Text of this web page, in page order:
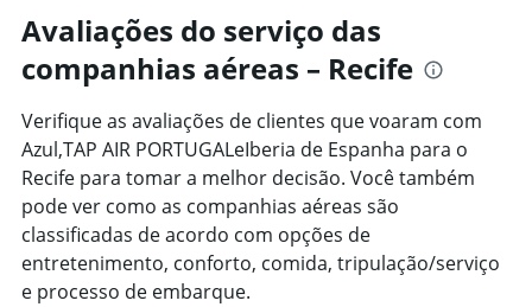
Range:
91
categories.
chart
has
1
Y
axis
displaying
values.
Range:
0
Avaliações do serviço das
companhias aéreas – Recife
Verifique as avaliações de clientes que voaram com
Azul,TAP AIR PORTUGALeIberia de Espanha para o
Recife para tomar a melhor decisão. Você também
pode ver como as companhias aéreas são
classificadas de acordo com opções de
entretenimento, conforto, comida, tripulação/serviço
e processo de embarque.